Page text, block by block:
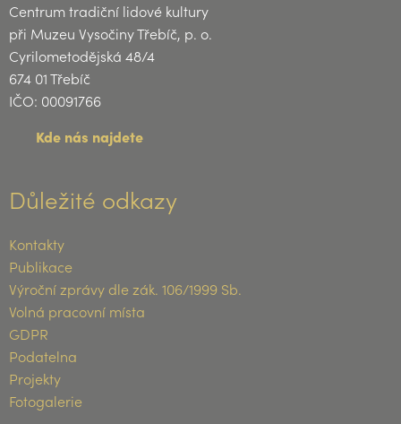
Centrum tradiční lidové kultury
při Muzeu Vysočiny Třebíč, p. o.
Cyrilometodějská 48/4
674 01 Třebíč
IČO: 00091766
Kde nás najdete
Důležité odkazy
Kontakty
Publikace
Výroční zprávy dle zák. 106/1999 Sb.
Volná pracovní místa
GDPR
Podatelna
Projekty
Fotogalerie